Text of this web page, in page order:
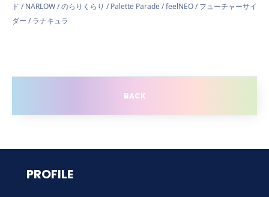
ド / NARLOW / のらりくらり / Palette Parade / feelNEO / フューチャーサイ
ダー / ラナキュラ
BACK
PROFILE